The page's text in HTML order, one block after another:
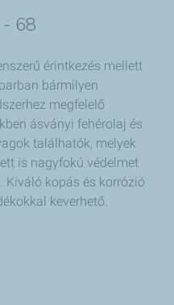
- 68
érintkezés mellett
bármilyen
megfelelő
ásványi fehérolaj és
találhatók, melyek
is nagyfokú védelmet
Kiváló kopás és korrózió
keverhető.